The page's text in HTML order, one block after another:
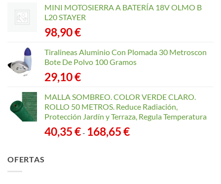
MINI MOTOSIERRA A BATERÍA 18V OLMO B
L20 STAYER
98,90€
Tiralineas Aluminio Con Plomada 30 Metroscon
Bote De Polvo 100 Gramos
29,10€
MALLA SOMBREO. COLOR VERDE CLARO.
ROLLO 50 METROS. Reduce Radiación,
Protección Jardín y Terraza, Regula Temperatura
40,35€- 168,65€Rango
OFERTAS